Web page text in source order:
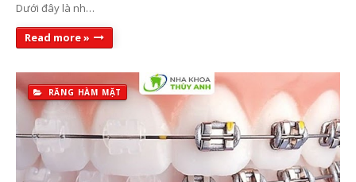
Dưới đây là nh…
Read more »
RĂNG HÀM MẶT